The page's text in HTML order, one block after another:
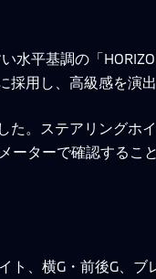
平基調の「
用し、高級感を演出
。ステアリングホ
ーターで確認するこ
、横G・前後G、ブ